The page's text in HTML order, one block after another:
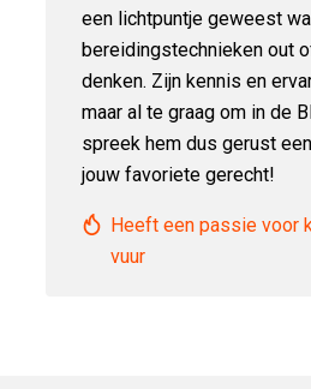
een lichtpuntje geweest
bereidingstechnieken out
denken. Zijn kennis en
maar al te graag om in de
spreek hem dus gerust
jouw favoriete gerecht!
Heeft een passie voor
vuur